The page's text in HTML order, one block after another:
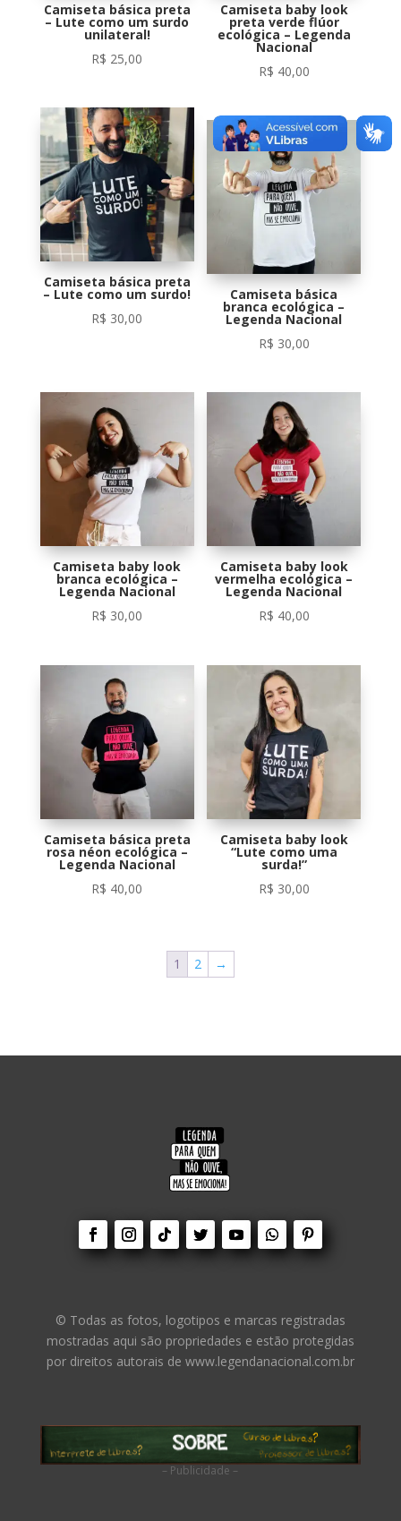
Camiseta básica preta
– Lute como um surdo
unilateral!
R$ 25,00
Camiseta baby look
preta verde flúor
ecológica – Legenda
Nacional
R$ 40,00
Camiseta básica preta
– Lute como um surdo!
R$ 30,00
Camiseta básica
branca ecológica –
Legenda Nacional
R$ 30,00
Camiseta baby look
branca ecológica –
Legenda Nacional
R$ 30,00
Camiseta baby look
vermelha ecológica –
Legenda Nacional
R$ 40,00
Camiseta básica preta
rosa néon ecológica –
Legenda Nacional
R$ 40,00
Camiseta baby look
“Lute como uma
surda!”
R$ 30,00
1 2 →
© Todas as fotos, logotipos e marcas registradas
mostradas aqui são propriedades e estão protegidas
por direitos autorais de www.legendanacional.com.br
– Publicidade –